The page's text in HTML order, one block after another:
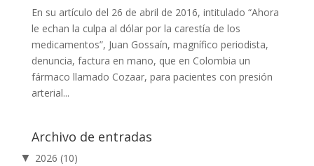
En su artículo del 26 de abril de 2016, intitulado “Ahora
le echan la culpa al dólar por la carestía de los
medicamentos”, Juan Gossaín, magnífico periodista,
denuncia, factura en mano, que en Colombia un
fármaco llamado Cozaar, para pacientes con presión
arterial...
Archivo de entradas
▼ 2026 (10)